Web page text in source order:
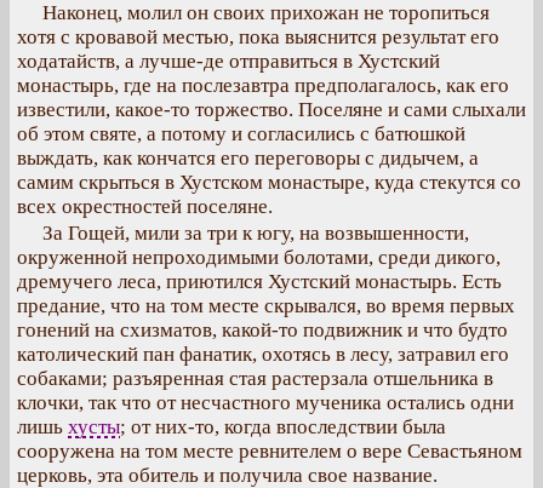
Наконец, молил он своих прихожан не торопиться
хотя с кровавой местью, пока выяснится результат его
ходатайств, а лучше-де отправиться в Хустский
монастырь, где на послезавтра предполагалось, как его
известили, какое-то торжество. Поселяне и сами слыхали
об этом святе, а потому и согласились с батюшкой
выждать, как кончатся его переговоры с дидычем, а
самим скрыться в Хустском монастыре, куда стекутся со
всех окрестностей поселяне.
За Гощей, мили за три к югу, на возвышенности,
окруженной непроходимыми болотами, среди дикого,
дремучего леса, приютился Хустский монастырь. Есть
предание, что на том месте скрывался, во время первых
гонений на схизматов, какой-то подвижник и что будто
католический пан фанатик, охотясь в лесу, затравил его
собаками; разъяренная стая растерзала отшельника в
клочки, так что от несчастного мученика остались одни
лишь хусты; от них-то, когда впоследствии была
сооружена на том месте ревнителем о вере Севастьяном
церковь, эта обитель и получила свое название.